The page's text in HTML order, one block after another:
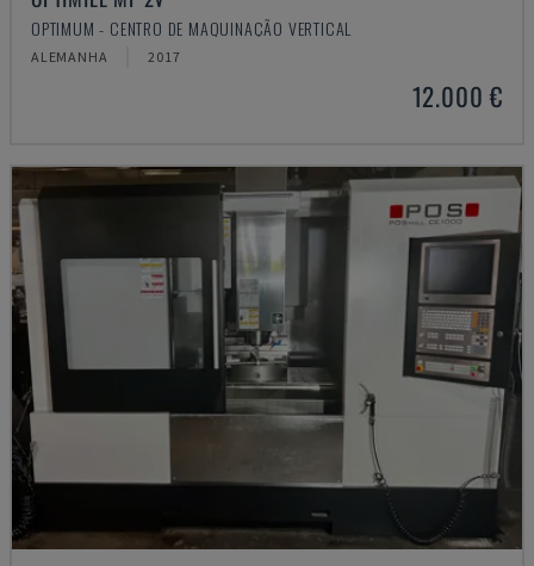
OPTIMUM - CENTRO DE MAQUINAÇÃO VERTICAL
ALEMANHA 2017
12.000 €